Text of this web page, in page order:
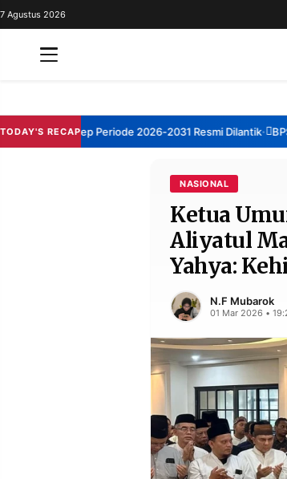
REDAKSI
BERITA
WARGA
TULISAN
SERVICE
7 Agustus 2026
TODAY'S RECAP
Sumenep Periode 2026-2031 Resmi Dilantik• BPS:
NASIONAL
Ketua
Aliyatul
Yahya:
N.F Mubarok
01 Mar 2026 •